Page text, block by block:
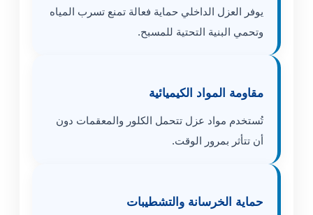
يوفر العزل الداخلي حماية فعالة تمنع تسرب المياه
وتحمي البنية التحتية للمسبح.
مقاومة المواد الكيميائية
تُستخدم مواد عزل تتحمل الكلور والمعقمات دون
أن تتأثر بمرور الوقت.
حماية الخرسانة والتشطيبات